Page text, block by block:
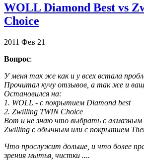
WOLL Diamond Best vs
Choice
2011 Фев 21
Вопрос:
У меня так же как и у всех встала
Прочитал кучу отзывов, а так же и
Остановился на:
1. WOLL - с покрытием Diamond best
2. Zwilling TWIN Choice
Вот и не знаю что выбрать с
Zwilling с обычным или с покрытием
Что прослужит дольше, и что более
зрения мытья, чистки ....